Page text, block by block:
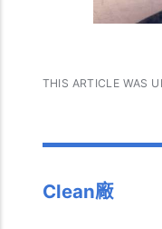
THIS ARTICLE WAS
Clean廠